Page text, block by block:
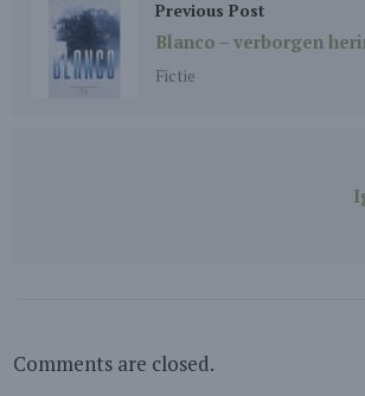
Previous Post
Blanco – verborgen
Fictie
Comments are closed.